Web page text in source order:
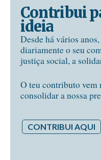
Contribui
ideia
Desde há vários
diariamente o seu
justiça social, a
O teu contributo vem
consolidar a nossa
CONTRIBUI AQUI